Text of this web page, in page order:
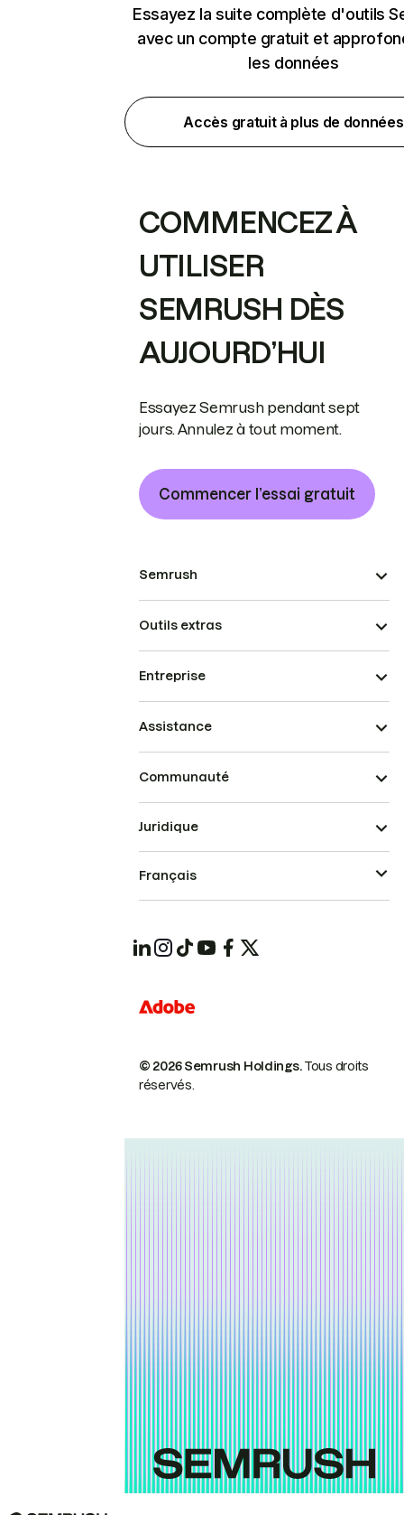
Essayez la suite complète d'outils
avec un compte gratuit et
les données
Accès gratuit à plus de données
COMMENCEZ À
UTILISER
SEMRUSH DÈS
AUJOURD’HUI
Essayez Semrush pendant sept
jours. Annulez à tout moment.
Commencer l’essai gratuit
Semrush
Outils extras
Entreprise
Assistance
Communauté
© 2026 Semrush Holdings.Tous droits
réservés.
Juridique
Français